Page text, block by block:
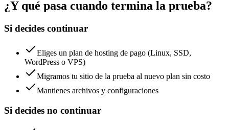
¿Y qué pasa cuando termina la prueba?
Si decides continuar
Eliges un plan de hosting de pago (Linux, SSD,
WordPress o VPS)
Migramos tu sitio de la prueba al nuevo plan sin costo
Mantienes archivos y configuraciones
Si decides no continuar